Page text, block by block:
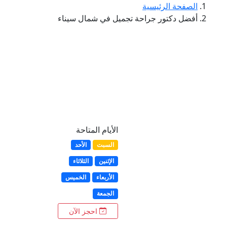
الصفحة الرئيسية
أفضل دكتور جراحة تجميل في شمال سيناء
الأيام المتاحة
السبت
الأحد
الإثنين
الثلاثاء
الأربعاء
الخميس
الجمعة
احجز الآن